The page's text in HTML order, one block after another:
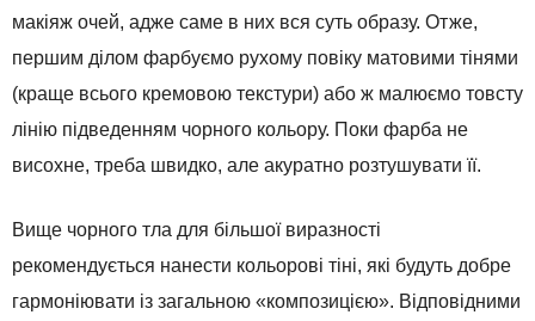
макіяж очей, адже саме в них вся суть образу. Отже,
першим ділом фарбуємо рухому повіку матовими тінями
(краще всього кремовою текстури) або ж малюємо товсту
лінію підведенням чорного кольору. Поки фарба не
висохне, треба швидко, але акуратно розтушувати її.
Вище чорного тла для більшої виразності
рекомендується нанести кольорові тіні, які будуть добре
гармоніювати із загальною «композицією». Відповідними